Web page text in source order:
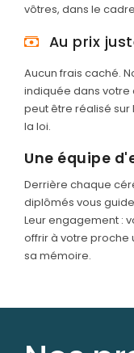
vôtres, dans le
Au prix
Aucun frais caché.
indiquée dans votre
peut être réalisé
la loi.
Une équipe
Derrière chaque
diplômés vous
Leur engagement :
offrir à votre proche
sa mémoire.